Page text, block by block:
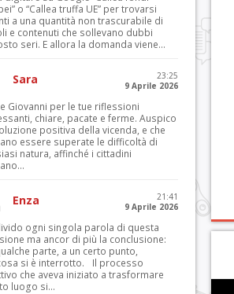
o “Callea truffa UE” per trovarsi
a una quantità non trascurabile di
e contenuti che sollevano dubbi
seri. E allora la domanda viene...
Sara
23:25
9 Aprile 2026
Giovanni per le tue riflessioni
chiare, pacate e ferme. Auspico
positiva della vicenda, e che
essere superate le difficoltà di
natura, affinché i cittadini
Enza
21:41
9 Aprile 2026
ogni singola parola di questa
ma ancor di più la conclusione:
parte, a un certo punto,
si è interrotto. Il processo
che aveva iniziato a trasformare
luogo si...